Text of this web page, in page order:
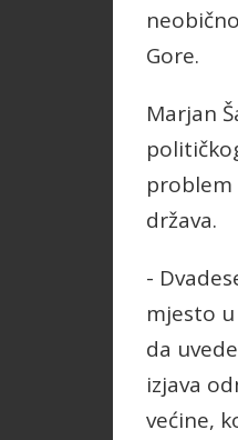
Gore.
Marjan
problem
država.
-
mjesto
da
izjava
većine,